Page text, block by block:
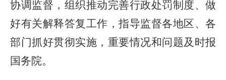
协调监督，组织推动完善行政处罚制度、做
好有关解释答复工作，指导监督各地区、各
部门抓好贯彻实施，重要情况和问题及时报
国务院。